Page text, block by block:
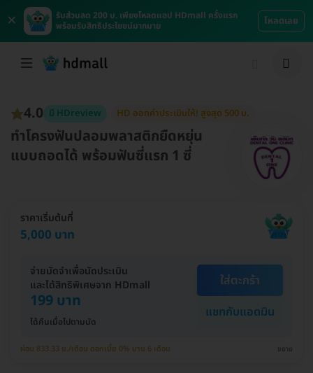
×
รับส่วนลด 200 บ. เพียงโหลดแอป HDmall ครั้งแรก
พร้อมรับสิทธิประโยชน์มากมาย
โหลดเลย
4.0 มี HDreview HD ออกค่าประเมินให้! สูงสุด 500 บ.
ทำโครงฟันปลอมพลาสติกยืดหยุ่น
แบบถอดได้ พร้อมฟันซี่แรก 1 ซี่
ราคาเริ่มต้นที่
5,000 บาท
จ่ายมัดจำเพื่อนัดประเมิน
และได้สิทธิพิเศษจาก HDmall
199 บาท
ได้คืนเมื่อไปตามนัด
ใส่ตะกร้า
แชทกับแอดมิน
ผ่อน 833.33 บ./เดือน ดอกเบี้ย 0% นาน 6 เดือน ขยาย